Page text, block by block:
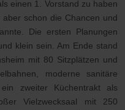
einen 1. Vorstand zu haben
schon die Chancen und
Die ersten Planungen
klein sein. Am Ende stand
mit 80 Sitzplätzen und
moderne sanitäre
zweiter Küchentrakt als
Vielzwecksaal mit 250